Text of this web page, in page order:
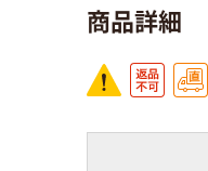
商品詳細